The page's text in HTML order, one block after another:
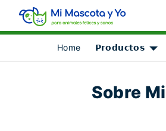
Home
𝗣𝗿𝗼𝗱𝘂𝗰𝘁𝗼𝘀
Sobre